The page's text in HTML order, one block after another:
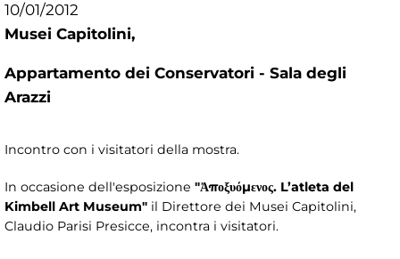
10/01/2012
Musei Capitolini,
Appartamento dei Conservatori - Sala degli
Arazzi
Incontro con i visitatori della mostra.
In occasione dell'esposizione "Ἀποξυόμενος. L’atleta del
Kimbell Art Museum" il Direttore dei Musei Capitolini,
Claudio Parisi Presicce, incontra i visitatori.